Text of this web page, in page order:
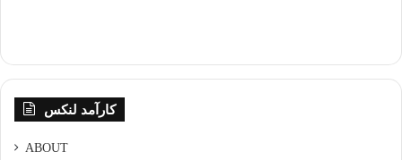
کارآمد لنکس
ABOUT